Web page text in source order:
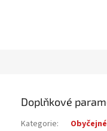
Doplňkové
Kategorie: Obyčejné